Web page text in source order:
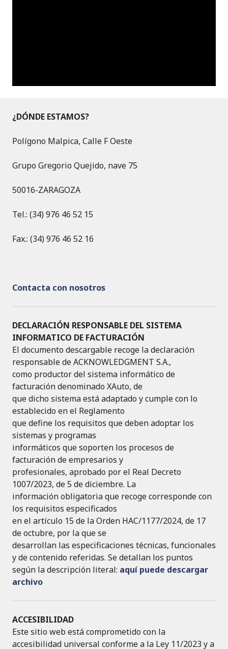
¿DÓNDE ESTAMOS?
Polígono Malpica, Calle F Oeste
Grupo Gregorio Quejido, nave 75
50016-ZARAGOZA
Tel.: (34) 976 46 52 15
Fax.: (34) 976 46 52 16
Contacta con nosotros
DECLARACIÓN RESPONSABLE DEL SISTEMA
INFORMATICO DE FACTURACIÓN
El documento descargable recoge la declaración
responsable de ACKNOWLEDGMENT S.A.,
como productor del sistema informático de
facturación denominado XAuto, de
que dicho sistema está adaptado y cumple con lo
establecido en el Reglamento
que define los requisitos que deben adoptar los
sistemas y programas
informáticos que soporten los procesos de
facturación de empresarios y
profesionales, aprobado por el Real Decreto
1007/2023, de 5 de diciembre. La
información obligatoria que recoge corresponde con
los requisitos especificados
en el artículo 15 de la Orden HAC/1177/2024, de 17
de octubre, por la que se
desarrollan las especificaciones técnicas, funcionales
y de contenido referidas. Se detallan los puntos
según la descripción literal: aquí puede descargar
archivo
ACCESIBILIDAD
Este sitio web está comprometido con la
accesibilidad universal conforme a la Ley 11/2023 y a